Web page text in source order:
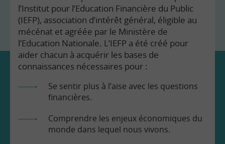
l’Institut pour l’Education Financière du Public
(IEFP), association d’intérêt général, éligible au
mécénat et agréée par le Ministère de
l’Education Nationale. L’IEFP a été créé pour
aider chacun à acquérir les bases de
connaissances nécessaires pour :
Se sentir plus à l’aise avec les questions
financières.
Comprendre les enjeux économiques du
monde dans lequel nous vivons.